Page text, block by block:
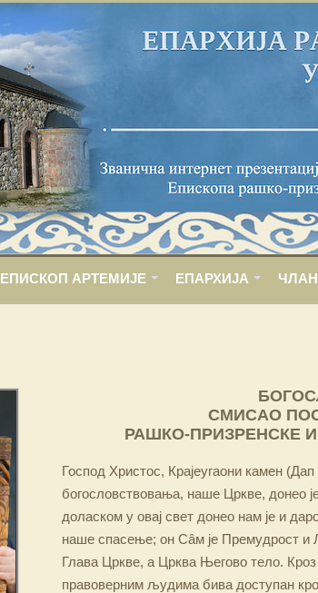
ЕПИСКОП АРТЕМИЈЕ ЕПАРХИЈА
СМИСАО
РАШКО-ПРИЗРЕНСКЕ
Господ Христос, Крајеугаони камен
богословствовања, наше Цркве, донео
доласком у овај свет донео нам је и
наше спасење; он Сâм је Премудрост и
Глава Цркве, а Црква Његово тело.
правоверним људима бива доступан